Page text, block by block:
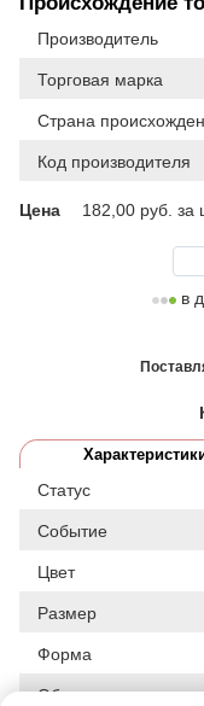
Производитель
Торговая марка
Страна
Код производителя
Цена 182,00 руб. за
в
Статус
Событие
Цвет
Размер
Форма
Общие размеры